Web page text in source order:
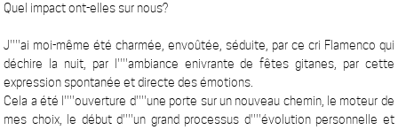
Quel impact ont-elles sur nous?
J''''ai moi-même été charmée, envoûtée, séduite, par ce cri Flamenco qui
déchire la nuit, par l''''ambiance enivrante de fêtes gitanes, par cette
expression spontanée et directe des émotions.
Cela a été l''''ouverture d''''une porte sur un nouveau chemin, le moteur de
mes choix, le début d''''un grand processus d''''évolution personnelle et